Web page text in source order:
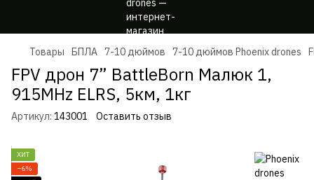
Товары БПЛА 7-10 дюймов 7-10 дюймов Phoenix drones
FPV дрон 7” BattleBorn Малюк 1,
915MHz ELRS, 5км, 1кг
Артикул: 143001 Оставить отзыв
ХИТ
−6%